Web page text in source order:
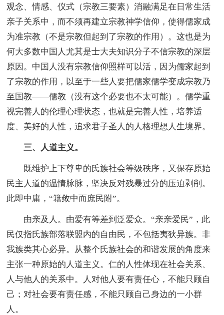
观念、情感、仪式（宗教三要素）消融满足在日常生活
亲子关系中，而不须再建立宗教神学信仰，使得儒家成
为准宗教（不是宗教但起到了宗教的作用）。这也是为
何大多数中国人尤其是士大夫知识分子不信宗教的深层
原因。中国人没有宗教信仰照样可以活，因为儒家起到
了宗教的作用，以至于一些人要把儒家儒学变成宗教乃
至国教——儒教（没有这个必要也不太可能）。儒学重
视完善人的伦理心理状态，也就是完善人性，培养适
度、美好的人性，追求君子圣人的人格理想人生境界。
三、人道主义。
既维护上下尊卑的氏族社会等级秩序，又保存原始
民主人道的温情脉脉，坚决反对残暴过分的压迫剥削。
此即中庸，“籍敛中而庶民附”。
由亲及人。由爱有等差到泛爱众。“亲亲爱民”，此
民仅指氏族部落联盟内的自由民，不包括夷狄异族。非
我族类其心必异。从整个氏族社会的和谐发展的角度来
主张一种原始的人道主义。仁的人性体现在社会关系、
人与他人的关系中。人对他人要有责任心，不能只顾自
己；对社会要有责任感，不能只顾自己身边的一小群
人。